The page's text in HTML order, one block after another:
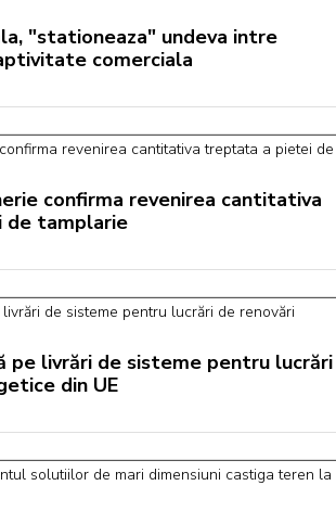
"stationeaza" undeva intre
comerciala
confirma revenirea cantitativa
tamplarie
pe livrări de sisteme pentru lucrări
din UE